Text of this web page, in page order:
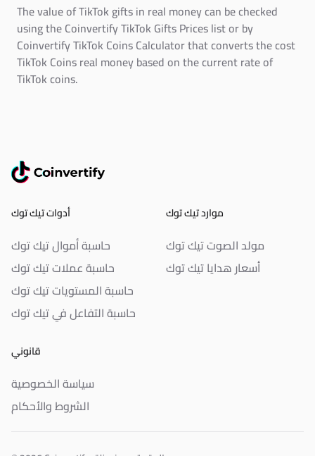
The value of TikTok gifts in real money can be checked
using the Coinvertify TikTok Gifts Prices list or by
Coinvertify TikTok Coins Calculator that converts the cost
TikTok Coins real money based on the current rate of
TikTok coins.
أدوات تيك توك
حاسبة أموال تيك توك
حاسبة عملات تيك توك
حاسبة المستويات تيك توك
حاسبة التفاعل في تيك توك
موارد تيك توك
مولد الصوت تيك توك
أسعار هدايا تيك توك
قانوني
سياسة الخصوصية
الشروط والأحكام